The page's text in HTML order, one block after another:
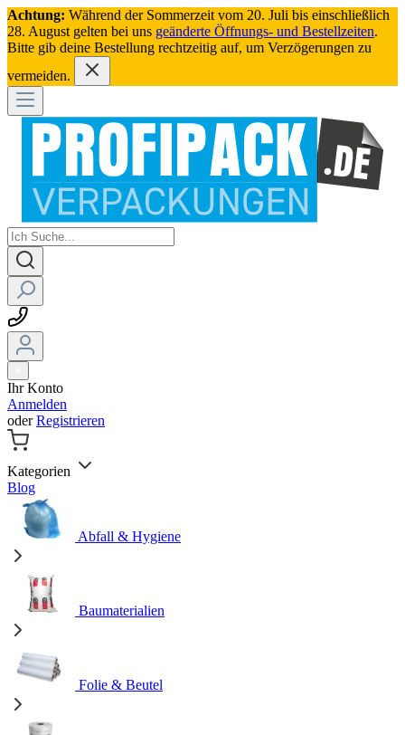
Achtung: Während der Sommerzeit vom 20. Juli bis einschließlich
28. August gelten bei uns geänderte Öffnungs- und Bestellzeiten.
Bitte gib deine Bestellung rechtzeitig auf, um Verzögerungen zu
vermeiden.
Ihr Konto
Anmelden
oderRegistrieren
Kategorien
Blog
Abfall & Hygiene
Baumaterialien
Folie & Beutel